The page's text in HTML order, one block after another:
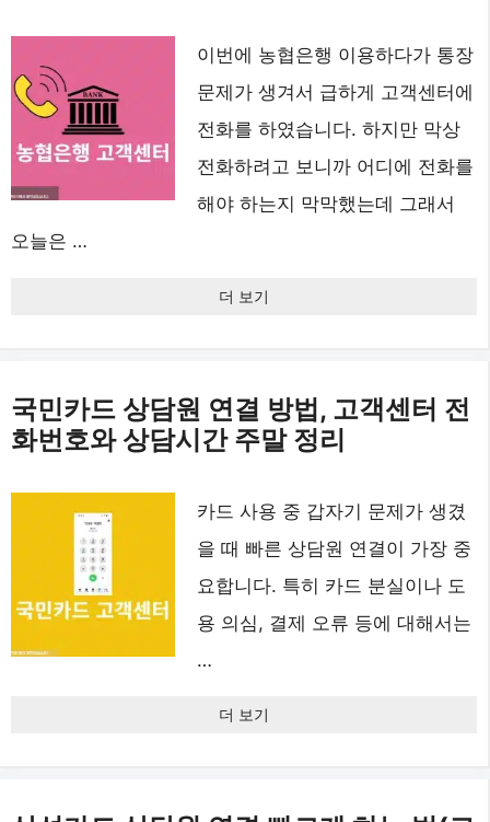
이번에 농협은행 이용하다가 통장
문제가 생겨서 급하게 고객센터에
전화를 하였습니다. 하지만 막상
전화하려고 보니까 어디에 전화를
해야 하는지 막막했는데 그래서
오늘은 …
더 보기
국민카드 상담원 연결 방법, 고객센터 전
화번호와 상담시간 주말 정리
카드 사용 중 갑자기 문제가 생겼
을 때 빠른 상담원 연결이 가장 중
요합니다. 특히 카드 분실이나 도
용 의심, 결제 오류 등에 대해서는
…
더 보기